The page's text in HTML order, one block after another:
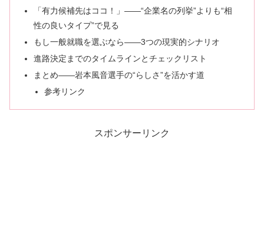
「有力候補先はココ！」——“企業名の列挙”よりも“相
性の良いタイプ”で見る
もし一般就職を選ぶなら——3つの現実的シナリオ
進路決定までのタイムラインとチェックリスト
まとめ——岩本風音選手の“らしさ”を活かす道
参考リンク
スポンサーリンク